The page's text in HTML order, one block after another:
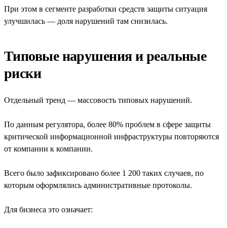
При этом в сегменте разработки средств защиты ситуация
улучшилась — доля нарушений там снизилась.
Типовые нарушения и реальные
риски
Отдельный тренд — массовость типовых нарушений.
По данным регулятора, более 80% проблем в сфере защиты
критической информационной инфраструктуры повторяются
от компании к компании.
Всего было зафиксировано более 1 200 таких случаев, по
которым оформлялись административные протоколы.
Для бизнеса это означает: